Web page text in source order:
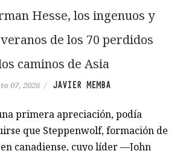
Hesse, los ingenuos y
de los 70 perdidos
caminos de Asia
07, 2026 / JAVIER MEMBA
primera apreciación, podía
que Steppenwolf, formación de
canadiense, cuyo líder —John